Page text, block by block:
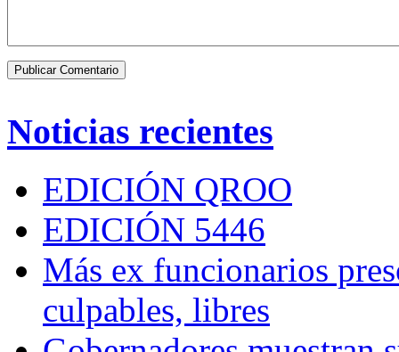
Noticias recientes
EDICIÓN QROO
EDICIÓN 5446
Más ex funcionarios
culpables, libres